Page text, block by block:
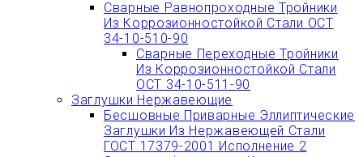
Сварные Равнопроходные Тройники
Из Коррозионностойкой Стали ОСТ
34-10-510-90
Сварные Переходные Тройники
Из Коррозионностойкой Стали
ОСТ 34-10-511-90
Заглушки Нержавеющие
Бесшовные Приварные Эллиптические
Заглушки Из Нержавеющей Стали
ГОСТ 17379-2001 Исполнение 2